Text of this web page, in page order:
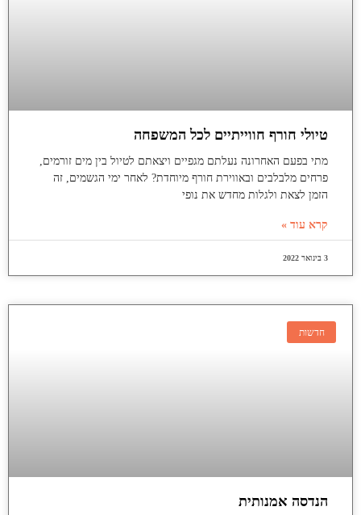
טיולי חורף חווייתיים לכל המשפחה
מתי בפעם האחרונה נעלתם מגפיים ויצאתם לטיול בין מים זורמים,
פרחים מלבלבים ובאווירת חורף מיוחדת? לאחר ימי הגשמים, זה
הזמן לצאת ולגלות מחדש את נופי
קרא עוד »
3 בינואר 2022
חדשות
הנדסה אמנותית